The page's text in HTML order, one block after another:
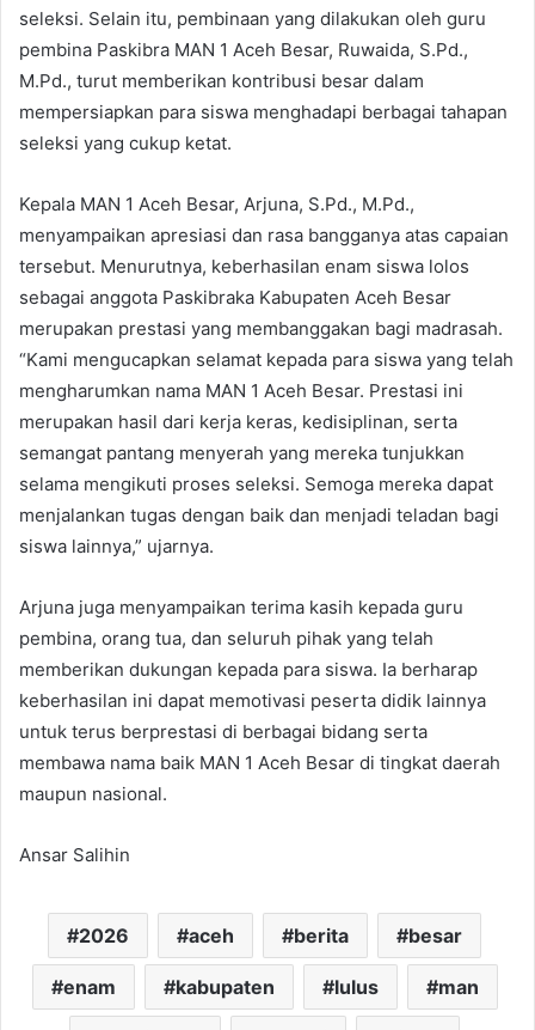
seleksi. Selain itu, pembinaan yang dilakukan oleh guru
pembina Paskibra MAN 1 Aceh Besar, Ruwaida, S.Pd.,
M.Pd., turut memberikan kontribusi besar dalam
mempersiapkan para siswa menghadapi berbagai tahapan
seleksi yang cukup ketat.
Kepala MAN 1 Aceh Besar, Arjuna, S.Pd., M.Pd.,
menyampaikan apresiasi dan rasa bangganya atas capaian
tersebut. Menurutnya, keberhasilan enam siswa lolos
sebagai anggota Paskibraka Kabupaten Aceh Besar
merupakan prestasi yang membanggakan bagi madrasah.
“Kami mengucapkan selamat kepada para siswa yang telah
mengharumkan nama MAN 1 Aceh Besar. Prestasi ini
merupakan hasil dari kerja keras, kedisiplinan, serta
semangat pantang menyerah yang mereka tunjukkan
selama mengikuti proses seleksi. Semoga mereka dapat
menjalankan tugas dengan baik dan menjadi teladan bagi
siswa lainnya,” ujarnya.
Arjuna juga menyampaikan terima kasih kepada guru
pembina, orang tua, dan seluruh pihak yang telah
memberikan dukungan kepada para siswa. Ia berharap
keberhasilan ini dapat memotivasi peserta didik lainnya
untuk terus berprestasi di berbagai bidang serta
membawa nama baik MAN 1 Aceh Besar di tingkat daerah
maupun nasional.
Ansar Salihin
2026 aceh berita besar
enam kabupaten lulus man